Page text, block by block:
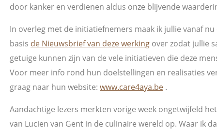
door kanker en verdienen aldus onze blijvende
In overleg met de initiatiefnemers maak ik jullie vanaf
basis de Nieuwsbrief van deze werking over zodat jullie
getuige kunnen zijn van de vele initiatieven die deze
Voor meer info rond hun doelstellingen en realisaties
graag naar hun website: www.care4aya.be .
Aandachtige lezers merkten vorige week ongetwijfeld
van Lucien van Gent in de culinaire wereld op. Waar ik